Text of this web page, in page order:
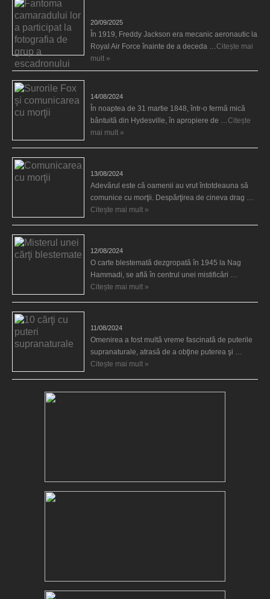
20/09/2025
În 1919, Freddy Jackson era mecanic aeronautic la
Royal Air Force înainte de a deceda …Citește mai
mult »
14/08/2024
În noaptea de 31 martie 1848, într-o fermă mică
bântuită din Hydesville, în apropiere de …Citește
mai mult »
13/08/2024
Adevărul este că oamenii au vrut întotdeauna să
comunice cu morţii. Despărţirea de cineva drag …
Citește mai mult »
12/08/2024
O carte blestemată dezgropată în 1945 la Nag
Hammadi, se află în centrul unei mistificări …
Citește mai mult »
11/08/2024
Omenirea a fost multă vreme fascinată de puterile
supranaturale, atrasă de a obţine puterea şi …
Citește mai mult »